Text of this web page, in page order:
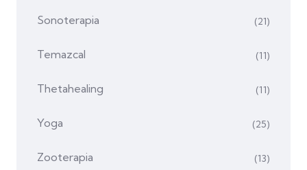
Sonoterapia (21)
Temazcal (11)
Thetahealing (11)
Yoga (25)
Zooterapia (13)